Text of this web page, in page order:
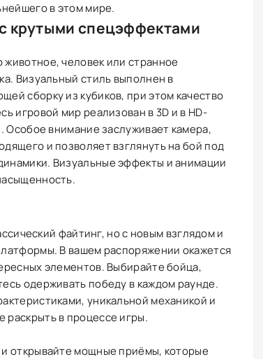
в этом мире.
крутыми спецэффектами
человек или странное
Визуальный стиль выполнен в
сборку из кубиков, при этом качество
игровой мир реализован в 3D и в HD-
Особое внимание заслуживает камера,
и позволяет взглянуть на бой под
Визуальные эффекты и анимации
файтинг, но с новым взглядом и
В вашем распоряжении окажется
элементов. Выбирайте бойца,
одерживать победу в каждом раунде.
уникальной механикой и
в процессе игры.
открывайте мощные приёмы, которые